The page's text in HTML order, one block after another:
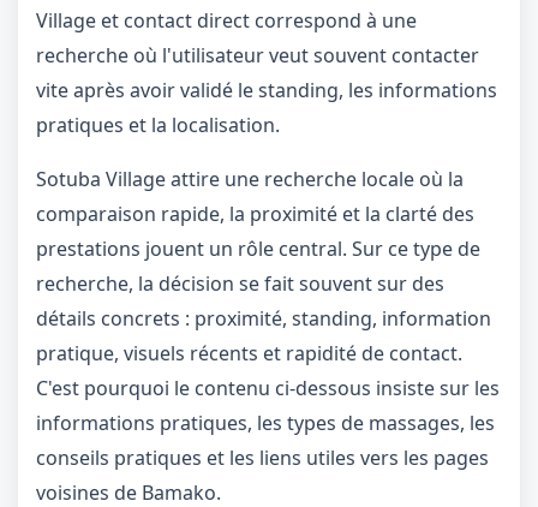
Village et contact direct correspond à une
recherche où l'utilisateur veut souvent contacter
vite après avoir validé le standing, les informations
pratiques et la localisation.
Sotuba Village attire une recherche locale où la
comparaison rapide, la proximité et la clarté des
prestations jouent un rôle central. Sur ce type de
recherche, la décision se fait souvent sur des
détails concrets : proximité, standing, information
pratique, visuels récents et rapidité de contact.
C'est pourquoi le contenu ci-dessous insiste sur les
informations pratiques, les types de massages, les
conseils pratiques et les liens utiles vers les pages
voisines de Bamako.